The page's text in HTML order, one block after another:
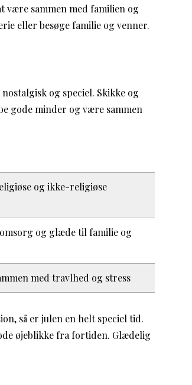
være sammen med familien og
eller besøge familie og venner.
og speciel. Skikke og
gode minder og være sammen
og ikke-religiøse
og glæde til familie og
med travlhed og stress
så er julen en helt speciel tid.
øjeblikke fra fortiden. Glædelig